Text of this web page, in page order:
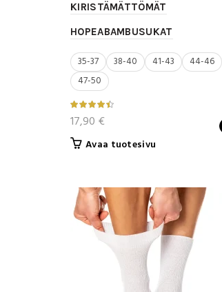
KIRISTÄMÄTTÖMÄT
HOPEABAMBUSUKAT
35-37 38-40 41-43
44-46
47-50
17,90 €
Avaa tuotesivu
useampi
muunnelma.
Voit
tehdä
valinnat
tuotteen